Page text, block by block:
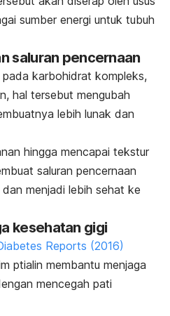
sumber energi untuk tubuh
saluran pencernaan
karbohidrat kompleks,
hal tersebut mengubah
lebih lunak dan
hingga mencapai tekstur
saluran pencernaan
menjadi lebih sehat ke
kesehatan gigi
Reports (2016)
ptialin membantu menjaga
mencegah pati